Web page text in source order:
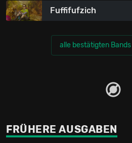
Fuffifufzich
alle bestätigten
FRÜHERE AUSGABEN